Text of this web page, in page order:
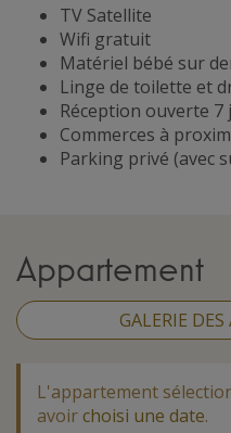
TV Satellite
Wifi gratuit
Matériel bébé sur
Linge de toilette et
Réception ouverte
Commerces à
Parking privé (avec
Appartement
GALERIE
L'appartement
avoirchoisi une date.